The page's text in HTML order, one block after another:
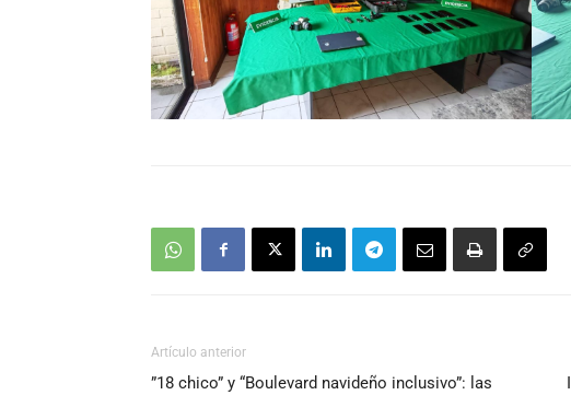
Artículo anterior
”18 chico” y “Boulevard navideño inclusivo”: las